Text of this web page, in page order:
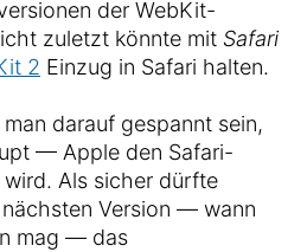
der WebKit-
zuletzt könnte mit Safari
2 Einzug in Safari halten.
darauf gespannt sein,
— Apple den Safari-
Als sicher dürfte
Version — wann
mag — das